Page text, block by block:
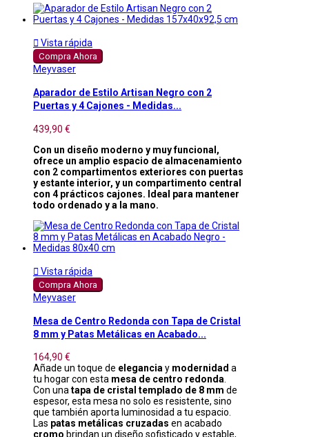
 Vista rápida
Compra Ahora
Meyvaser
Aparador de Estilo Artisan Negro con 2
Puertas y 4 Cajones - Medidas...
439,90 €
Con un diseño moderno y muy funcional,
ofrece un amplio espacio de almacenamiento
con 2 compartimentos exteriores con puertas
y estante interior, y un compartimento central
con 4 prácticos cajones. Ideal para mantener
todo ordenado y a la mano.
 Vista rápida
Compra Ahora
Meyvaser
Mesa de Centro Redonda con Tapa de Cristal
8 mm y Patas Metálicas en Acabado...
164,90 €
Añade un toque de eleganciay modernidad a
tu hogar con esta mesa de centro redonda.
Con unatapa de cristal templado de 8 mm de
espesor, esta mesa no solo es resistente, sino
que también aporta luminosidad a tu espacio.
Las patas metálicas cruzadas en acabado
cromo brindan un diseño sofisticado y estable,